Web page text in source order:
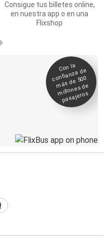
Consigue tus billetes online,
en nuestra app o en una
Flixshop
Con la
confianza de
más de 500
millones de
pasajeros